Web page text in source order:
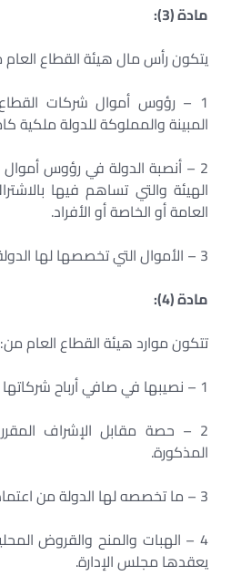
مادة (3):
يتكون رأس مال هيئة القطاع
1 – رؤوس أموال شركات
المبينة والمملوكة للدولة ملكية
2 – أنصبة الدولة في رؤوس
الهيئة والتي تساهم فيها
العامة أو الخاصة أو الأفراد.
3 – الأموال التي تخصصها لها الدولة.
مادة (4):
تتكون موارد هيئة القطاع العام من:
1 – نصيبها في صافي أرباح شركاتها التي يتقرر توزيعها.
2 – حصة مقابل الإشراف
المذكورة.
3 – ما تخصصه لها الدولة من اعتمادات.
4 – الهبات والمنح والقروض
يعقدها مجلس الإدارة.